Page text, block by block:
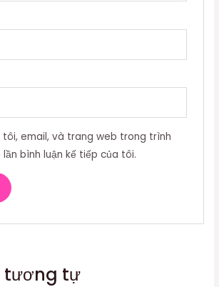
tôi, email, và trang web trong trình
bình luận kế tiếp của tôi.
tương tự